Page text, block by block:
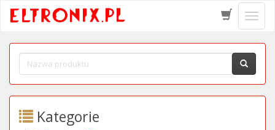
menu
Kategorie